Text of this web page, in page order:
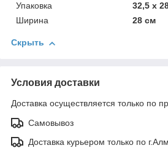
Упаковка
32,5 x
Ширина
28 см
Скрыть
Условия доставки
Доставка осуществляется только по
Самовывоз
Доставка курьером только по